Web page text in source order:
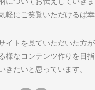
軽にご笑覧いただけるば幸
イトを見ていただいた方が
様なコンテンツ作りを目指
きたいと思っています。